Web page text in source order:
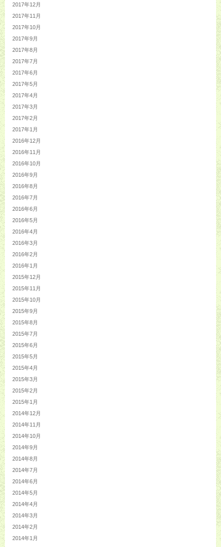
2017年12月
2017年11月
2017年10月
2017年9月
2017年8月
2017年7月
2017年6月
2017年5月
2017年4月
2017年3月
2017年2月
2017年1月
2016年12月
2016年11月
2016年10月
2016年9月
2016年8月
2016年7月
2016年6月
2016年5月
2016年4月
2016年3月
2016年2月
2016年1月
2015年12月
2015年11月
2015年10月
2015年9月
2015年8月
2015年7月
2015年6月
2015年5月
2015年4月
2015年3月
2015年2月
2015年1月
2014年12月
2014年11月
2014年10月
2014年9月
2014年8月
2014年7月
2014年6月
2014年5月
2014年4月
2014年3月
2014年2月
2014年1月